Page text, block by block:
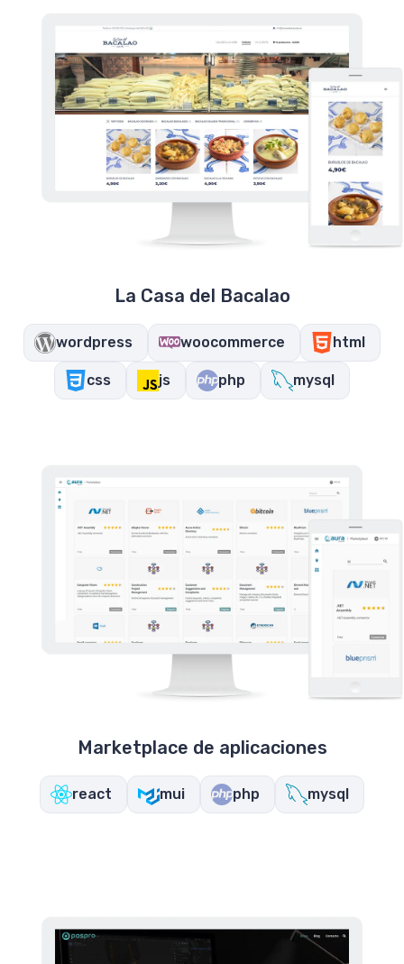
La Casa del Bacalao
wordpress woocommerce html
css js php mysql
Marketplace de aplicaciones
react mui php mysql